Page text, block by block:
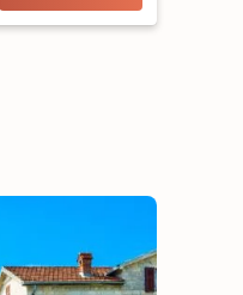
Ospiti